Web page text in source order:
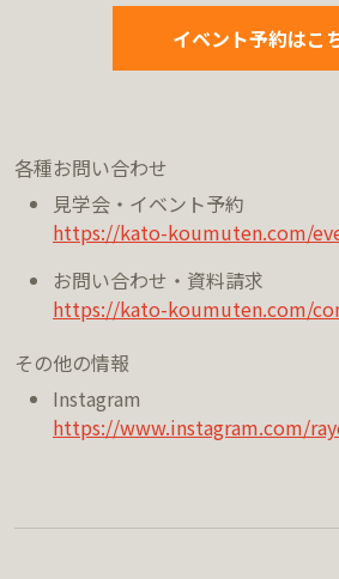
イベント予約はこ
各種お問い合わせ
見学会・イベント予約
https://kato-koumuten.com/
お問い合わせ・資料請求
https://kato-koumuten.com/
その他の情報
Instagram
https://www.instagram.com/